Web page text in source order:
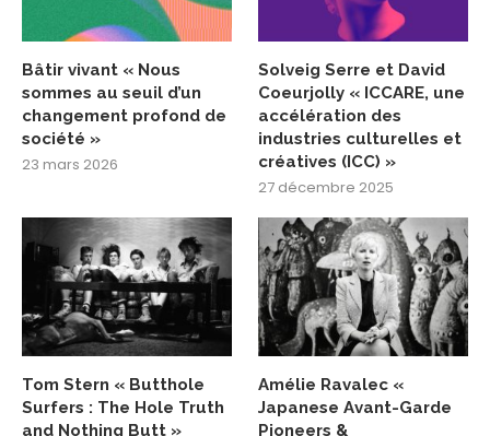
Bâtir vivant « Nous
sommes au seuil d’un
changement profond de
société »
23 mars 2026
Solveig Serre et David
Coeurjolly « ICCARE, une
accélération des
industries culturelles et
créatives (ICC) »
27 décembre 2025
Tom Stern « Butthole
Surfers : The Hole Truth
and Nothing Butt »
Amélie Ravalec «
Japanese Avant-Garde
Pioneers &